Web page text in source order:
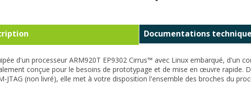
Documentations
d'un processeur ARM920T EP9302 Cirrus™ avec Linux embarqué, d'un
conçue pour le besoins de prototypage et de mise en œuvre rapide.
JTAG (non livré), elle met à votre disposition l'ensemble des broches du